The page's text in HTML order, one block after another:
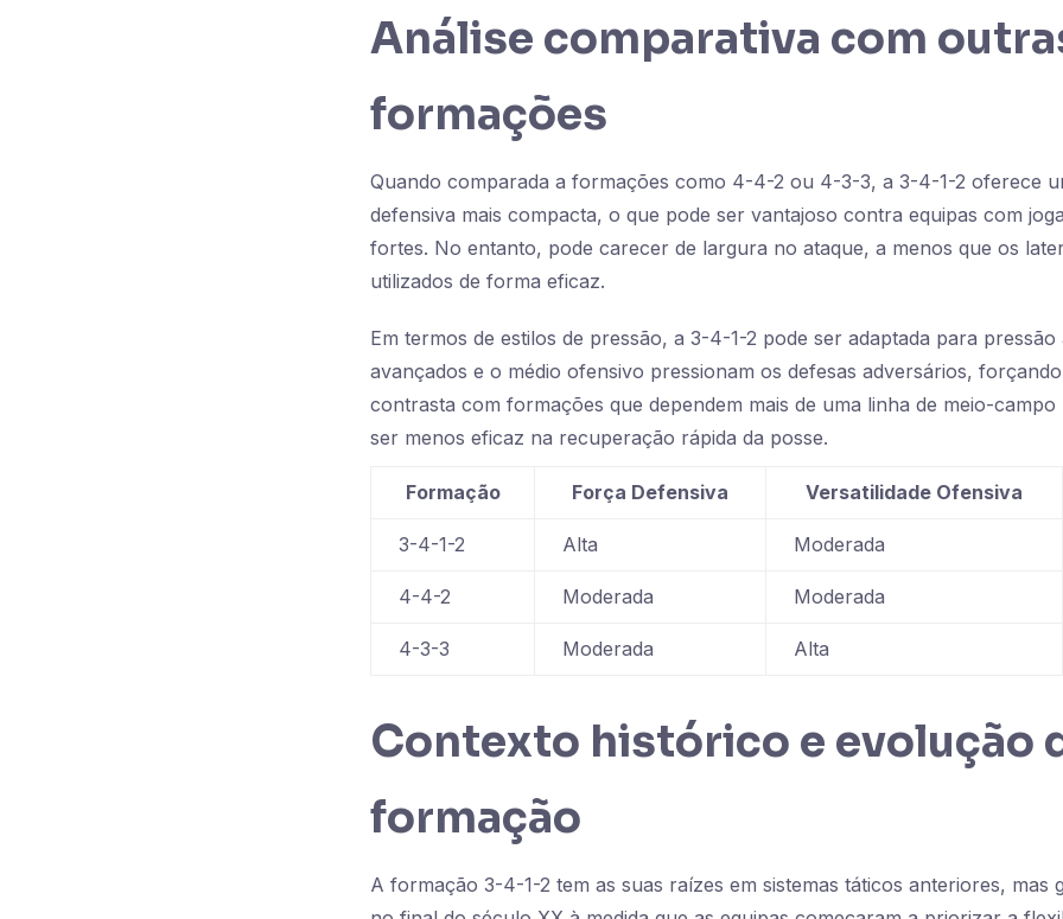
Análise comparativa com
formações
Quando comparada a formações como 4-4-2 ou 4-3-3, a 3-4-1-2 oferece
defensiva mais compacta, o que pode ser vantajoso contra equipas com
fortes. No entanto, pode carecer de largura no ataque, a menos que os
utilizados de forma eficaz.
Em termos de estilos de pressão, a 3-4-1-2 pode ser adaptada para pressão
avançados e o médio ofensivo pressionam os defesas adversários,
contrasta com formações que dependem mais de uma linha de meio-campo
ser menos eficaz na recuperação rápida da posse.
Formação Força Defensiva Versatilidade Ofensiva
3-4-1-2 Alta Moderada
4-4-2 Moderada Moderada
4-3-3 Moderada Alta
Contexto histórico e evolução
formação
A formação 3-4-1-2 tem as suas raízes em sistemas táticos anteriores, mas